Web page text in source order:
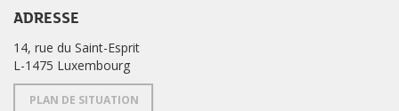
ADRESSE
14, rue du Saint-Esprit
L-1475 Luxembourg
PLAN DE SITUATION